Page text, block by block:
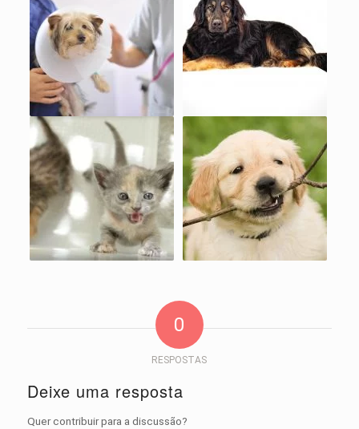
0
RESPOSTAS
Deixe uma resposta
Quer contribuir para a discussão?